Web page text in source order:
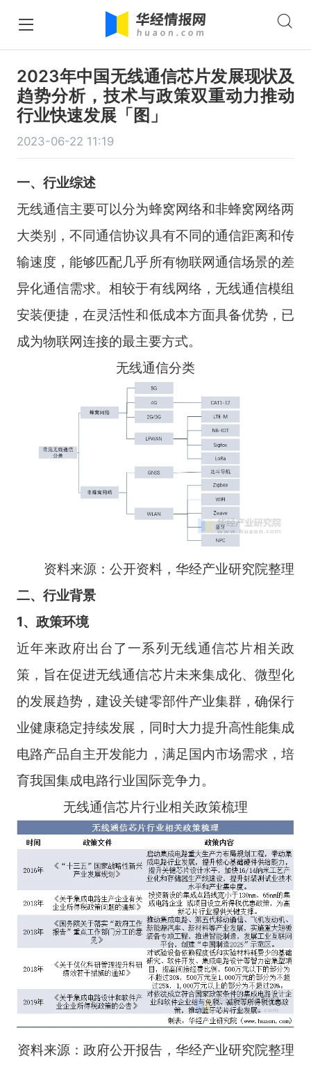
2023年中国无线通信芯片发展现状及
趋势分析，技术与政策双重动力推动
行业快速发展「图」
2023-06-22 11:19
一、行业综述
无线通信主要可以分为蜂窝网络和非蜂窝网络两
大类别，不同通信协议具有不同的通信距离和传
输速度，能够匹配几乎所有物联网通信场景的差
异化通信需求。相较于有线网络，无线通信模组
安装便捷，在灵活性和低成本方面具备优势，已
成为物联网连接的最主要方式。
无线通信分类
资料来源：公开资料，华经产业研究院整理
二、行业背景
1、政策环境
近年来政府出台了一系列无线通信芯片相关政
策，旨在促进无线通信芯片未来集成化、微型化
的发展趋势，建设关键零部件产业集群，确保行
业健康稳定持续发展，同时大力提升高性能集成
电路产品自主开发能力，满足国内市场需求，培
育我国集成电路行业国际竞争力。
无线通信芯片行业相关政策梳理
资料来源：政府公开报告，华经产业研究院整理